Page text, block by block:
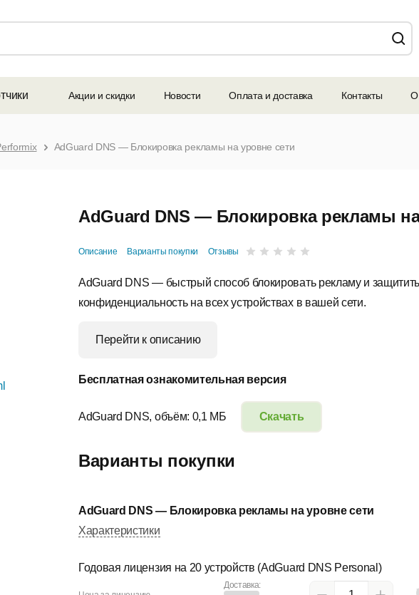
Акции и скидки Новости Оплата и доставка Контакты О
AdGuard DNS — Блокировка рекламы на уровне сети
AdGuard DNS — Блокировка рекламы
Описание Варианты покупки Отзывы
AdGuard DNS — быстрый способ блокировать рекламу и
конфиденциальность на всех устройствах в вашей сети.
Перейти к описанию
Бесплатная ознакомительная версия
Скачать
AdGuard DNS, объём: 0,1 МБ
Варианты покупки
AdGuard DNS — Блокировка рекламы на уровне сети
Характеристики
Годовая лицензия на 20 устройств (AdGuard DNS Personal)
Доставка: